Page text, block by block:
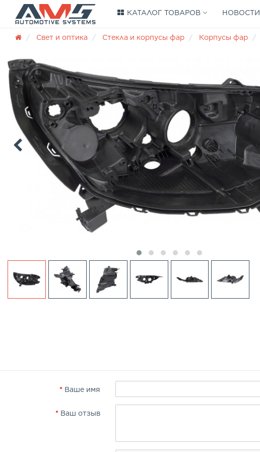
КАТАЛОГ ТОВАРОВ НОВОСТИ
Свет и оптика Стекла и корпусы фар Корпусы фар
Ваше имя
Ваш отзыв